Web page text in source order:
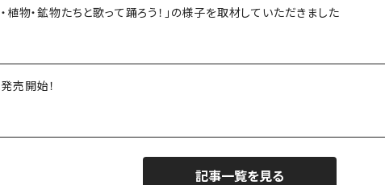
植物・鉱物たちと歌って踊ろう！」の様子を取材していただきました
売開始！
記事一覧を見る